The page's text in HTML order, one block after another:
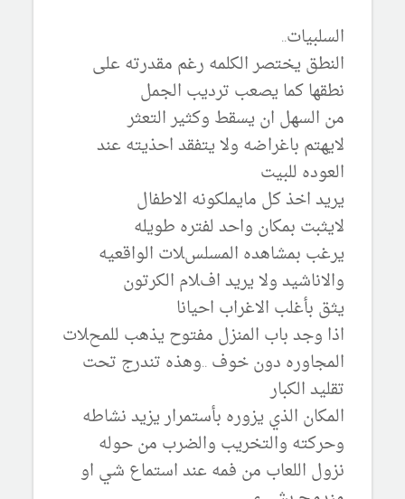
السلبيات..
النطق يختصر الكلمه رغم مقدرته على
نطقها كما يصعب ترديب الجمل
من السهل ان يسقط وكثير التعثر
ﻻيهتم باغراضه وﻻ يتفقد احذيته عند
العوده للبيت
يريد اخذ كل مايملكونه اﻻطفال
ﻻيثبت بمكان واحد لفتره طويله
يرغب بمشاهده المسلسﻼت الواقعيه
واﻻناشيد وﻻ يريد افﻼم الكرتون
يثق بأغلب اﻻغراب احيانا
اذا وجد باب المنزل مفتوح يذهب للمحﻼت
المجاوره دون خوف ..وهذه تندرج تحت
تقليد الكبار
المكان الذي يزوره بأستمرار يزيد نشاطه
وحركته والتخريب والضرب من حوله
نزول اللعاب من فمه عند استماع شي او